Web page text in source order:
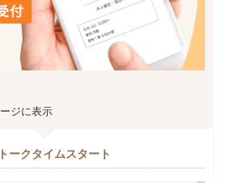
ジに表示
ークタイムスタート